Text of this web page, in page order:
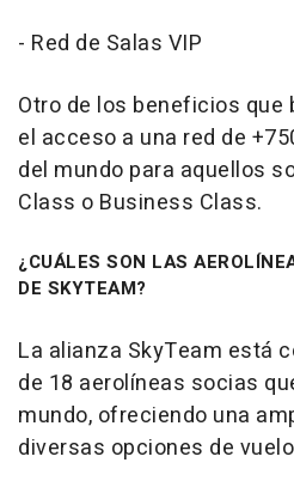
- Red de Salas VIP
Otro de los beneficios que
el acceso a una red de
del mundo para aquellos
Class o Business Class.
¿CUÁLES SON LAS
DE SKYTEAM?
La alianza SkyTeam está
de 18 aerolíneas socias
mundo, ofreciendo una
diversas opciones de